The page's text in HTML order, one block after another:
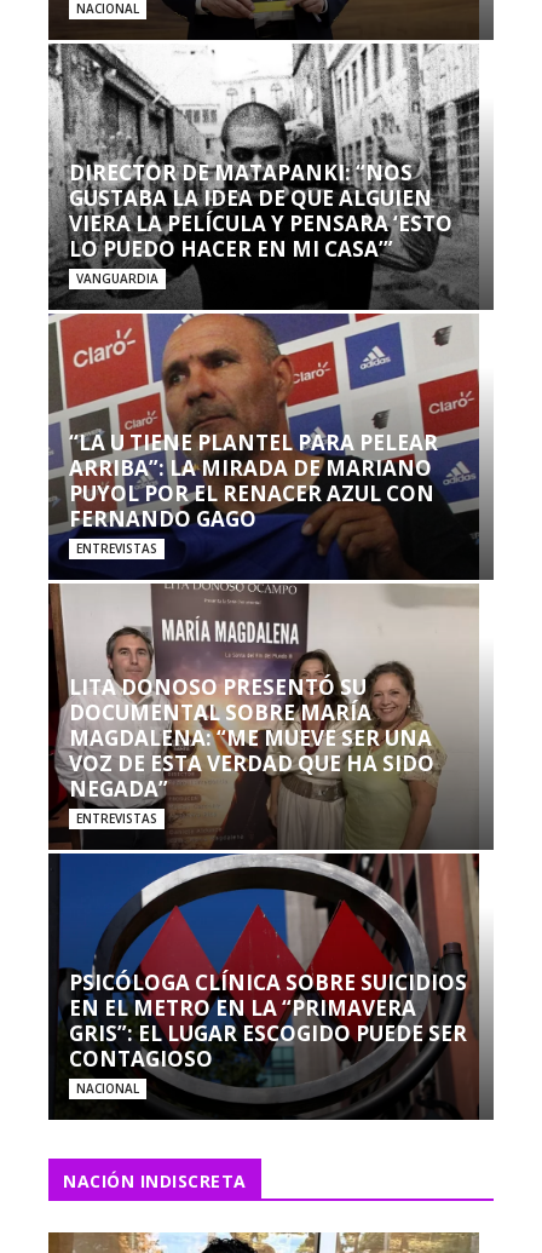
NACIONAL
DIRECTOR DE MATAPANKI: “NOS
GUSTABA LA IDEA DE QUE ALGUIEN
VIERA LA PELÍCULA Y PENSARA ‘ESTO
LO PUEDO HACER EN MI CASA’”
VANGUARDIA
“LA U TIENE PLANTEL PARA PELEAR
ARRIBA”: LA MIRADA DE MARIANO
PUYOL POR EL RENACER AZUL CON
FERNANDO GAGO
ENTREVISTAS
LITA DONOSO PRESENTÓ SU
DOCUMENTAL SOBRE MARÍA
MAGDALENA: “ME MUEVE SER UNA
VOZ DE ESTA VERDAD QUE HA SIDO
NEGADA”
ENTREVISTAS
PSICÓLOGA CLÍNICA SOBRE SUICIDIOS
EN EL METRO EN LA “PRIMAVERA
GRIS”: EL LUGAR ESCOGIDO PUEDE SER
CONTAGIOSO
NACIONAL
NACIÓN INDISCRETA